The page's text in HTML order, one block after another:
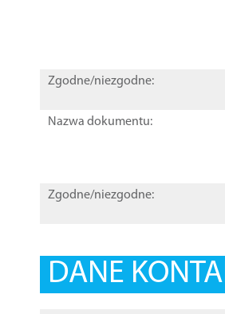
Zgodne/niezgodne:
Nazwa dokumentu:
Zgodne/niezgodne:
DANE